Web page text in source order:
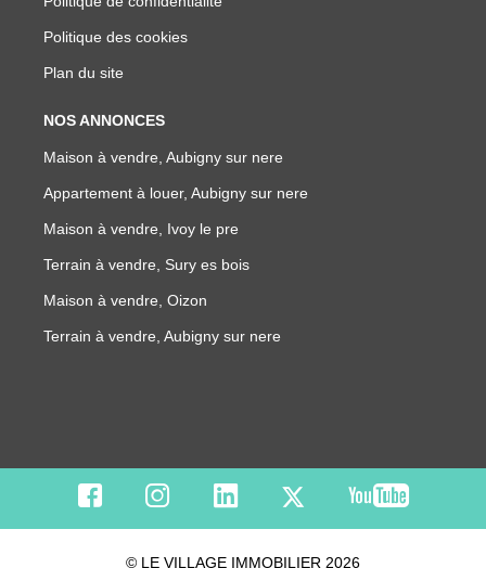
Politique des cookies
Plan du site
NOS ANNONCES
Maison à vendre, Aubigny sur nere
Appartement à louer, Aubigny sur nere
Maison à vendre, Ivoy le pre
Terrain à vendre, Sury es bois
Maison à vendre, Oizon
Terrain à vendre, Aubigny sur nere
© LE VILLAGE IMMOBILIER 2026